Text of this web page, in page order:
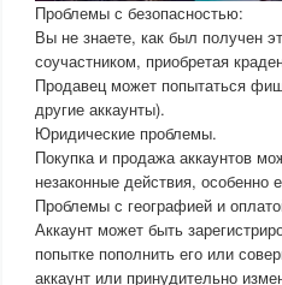
Проблемы с безопасностью:
Вы не знаете, как был получен
соучастником, приобретая
Продавец может попытаться
другие аккаунты).
Юридические проблемы.
Покупка и продажа аккаунтов
незаконные действия, особенно
Проблемы с географией и
Аккаунт может быть
попытке пополнить его или
аккаунт или принудительно